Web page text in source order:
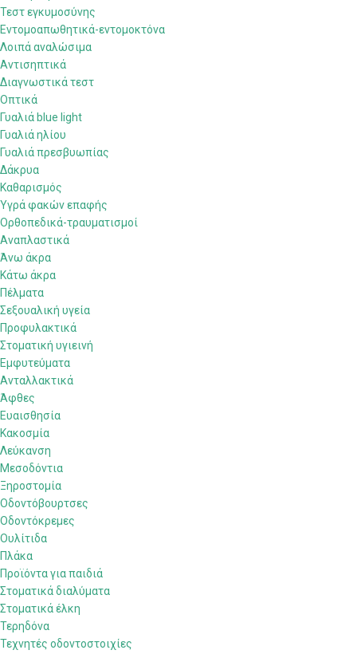
Τεστ εγκυμοσύνης
Εντομοαπωθητικά-εντομοκτόνα
Λοιπά αναλώσιμα
Αντισηπτικά
Διαγνωστικά τεστ
Οπτικά
Γυαλιά blue light
Γυαλιά ηλίου
Γυαλιά πρεσβυωπίας
Δάκρυα
Καθαρισμός
Υγρά φακών επαφής
Ορθοπεδικά-τραυματισμοί
Αναπλαστικά
Άνω άκρα
Κάτω άκρα
Πέλματα
Σεξουαλική υγεία
Προφυλακτικά
Στοματική υγιεινή
Eμφυτεύματα
Ανταλλακτικά
Άφθες
Ευαισθησία
Κακοσμία
Λεύκανση
Μεσοδόντια
Ξηροστομία
Οδοντόβουρτσες
Οδοντόκρεμες
Ουλίτιδα
Πλάκα
Προϊόντα για παιδιά
Στοματικά διαλύματα
Στοματικά έλκη
Τερηδόνα
Τεχνητές οδοντοστοιχίες